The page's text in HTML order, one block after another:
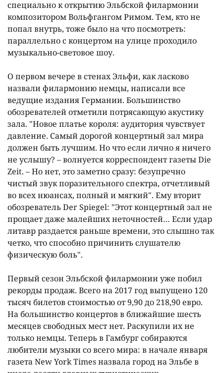
специально к открытию Эльбской филармонии
композитором Вольфгангом Римом. Тем, кто не
попал внутрь, тоже было на что посмотреть:
параллельно с концертом на улице проходило
музыкально-световое шоу.
О первом вечере в стенах Эльфи, как ласково
назвали филармонию немцы, написали все
ведущие издания Германии. Большинство
обозревателей отметили потрясающую акустику
зала. "Новое платье короля: аудитория чувствует
давление. Самый дорогой концертный зал мира
должен быть лучшим. Но что если лично я ничего
не услышу? – волнуется корреспондент газеты Die
Zeit. – Но нет, это заметно сразу: безупречно
чистый звук поразительного спектра, отчетливый
во всех нюансах, полный и мягкий". Ему вторит
обозреватель Der Spiegel: "Этот концертный зал не
прощает даже малейших неточностей… Если удар
литавр раздается раньше времени, это слышно так
четко, что способно причинить слушателю
физическую боль".
Первый сезон Эльбской филармонии уже побил
рекорды продаж. Всего на 2017 год выпущено 120
тысяч билетов стоимостью от 9,90 до 218,90 евро.
На большинство концертов в ближайшие шесть
месяцев свободных мест нет. Раскупили их не
только немцы. Теперь в Гамбург собираются
любители музыки со всего мира: в начале января
газета New York Times назвала город на Эльбе в